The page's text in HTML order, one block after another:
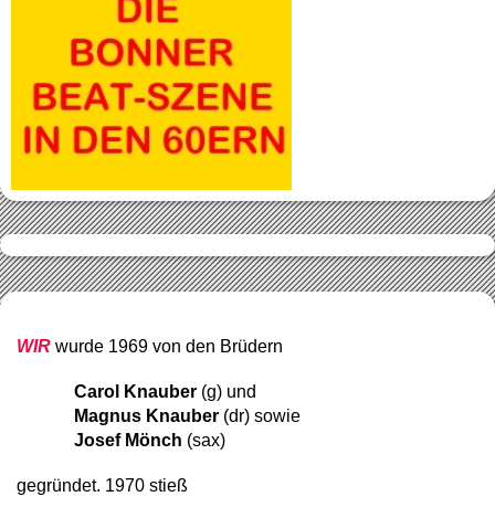
WIR wurde 1969 von den Brüdern
Carol Knauber (g) und
Magnus Knauber (dr) sowie
Josef Mönch (sax)
gegründet. 1970 stieß